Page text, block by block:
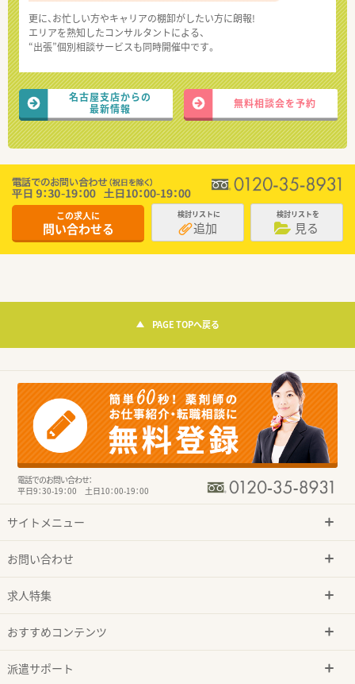
更に、お忙しい方やキャリアの棚卸がしたい方に朗報!
エリアを熟知したコンサルタントによる、
“出張”個別相談サービスも同時開催中です。
名古屋支店からの
最新情報
無料相談会を予約
この求人に
問い合わせる
検討リストに
追加
検討リストを
見る
PAGE TOPへ戻る
電話でのお問い合わせ：
平日9：30-19：00 土日10：00-19：00
サイトメニュー
お問い合わせ
求人特集
おすすめコンテンツ
派遣サポート